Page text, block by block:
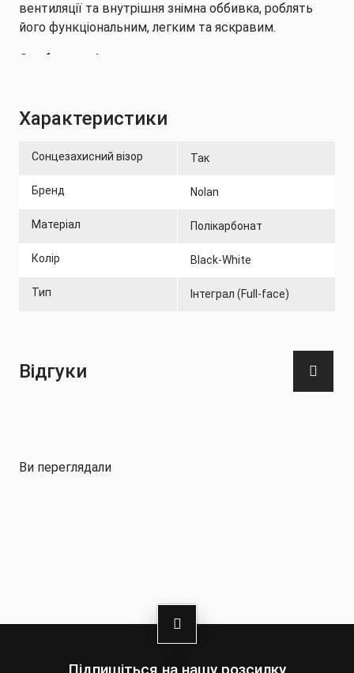
вентиляції та внутрішня знімна оббивка, роблять
його функціональним, легким та яскравим.
Особливості:
високих швидкостях. Ця функція гарантує, що
на максимальних швидкостях.
широкий візор зі збільшеним кутом огляду
знімна внутрішня підкладка "CLIMA COMFORT" ,
яка легко знімається та миється
запатентована застібка MICROLOCK2
Характеристики
Сонцезахисний візор Так
Бренд Nolan
Матеріал Полікарбонат
Колір Black-White
Тип Інтеграл (Full-face)
Відгуки
Ви переглядали